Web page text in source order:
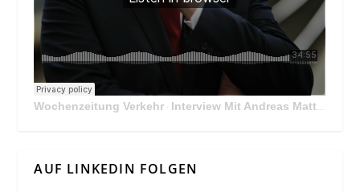
Wochenzeitung Verkehr · Interview Mit Andreas Matthä, CEO der ÖBB Holding
AUF LINKEDIN FOLGEN